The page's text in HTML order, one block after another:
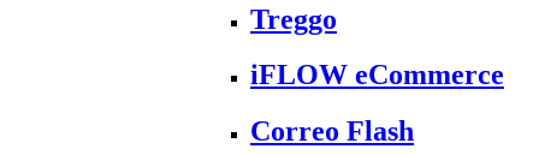
Treggo
iFLOW eCommerce
Correo Flash